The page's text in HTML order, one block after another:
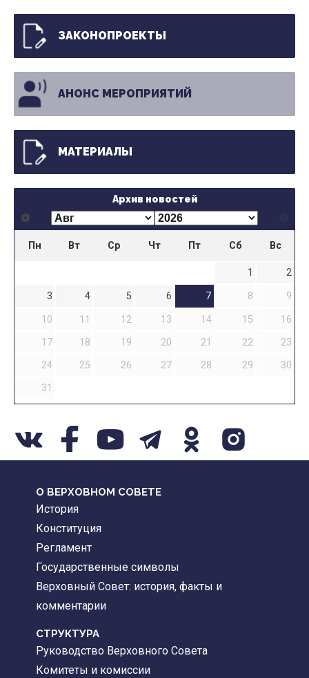
ЗАКОНОПРОЕКТЫ
АНОНС МЕРОПРИЯТИЙ
МАТЕРИАЛЫ
Архив новостей
Пн Вт Ср Чт Пт Сб Вс
1
2
3
4 5 6 7 8
9
10
11 12 13 14 15
16
17
18 19 20 21 22
23
24
25 26 27 28 29
30
31
О ВЕРХОВНОМ СОВЕТЕ
История
Конституция
Регламент
Государственные символы
Верховный Совет: история, факты и
комментарии
CТРУКТУРА
Руководство Верховного Совета
Комитеты и комиссии